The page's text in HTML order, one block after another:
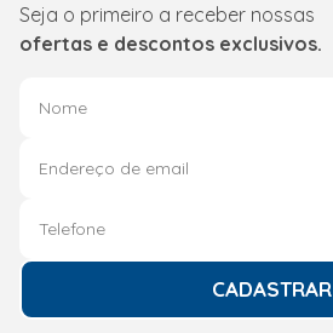
Seja o primeiro a receber nossas
ofertas e descontos exclusivos.
CADASTRAR